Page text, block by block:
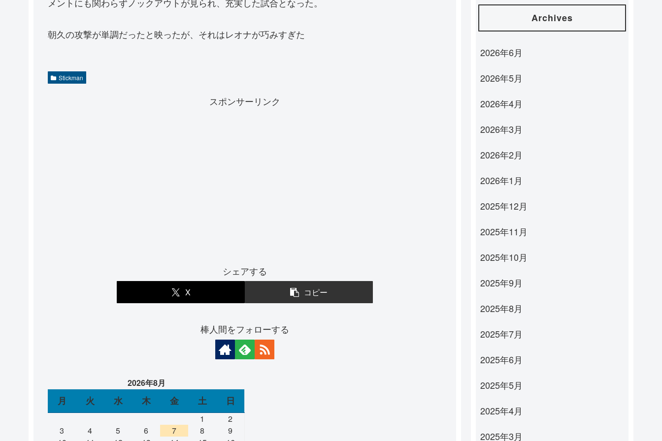
朝久の攻撃が単調だったと映ったが、それはレオナが巧みすぎた
Stickman
スポンサーリンク
シェアする
X コピー
棒人間をフォローする
2026年8月
月 火 水 木 金 土 日
1
2
3
4 5 6 7 8
9
Archives
2026年6月
2026年5月
2026年4月
2026年3月
2026年2月
2026年1月
2025年12月
2025年11月
2025年10月
2025年9月
2025年8月
2025年7月
2025年6月
2025年5月
2025年4月
2025年3月